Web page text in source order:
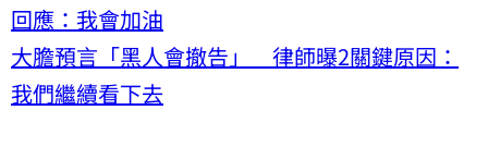
回應：我會加油
大膽預言「黑人會撤告」 律師曝2關鍵原因：
我們繼續看下去